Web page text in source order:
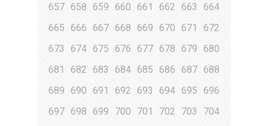
657 658 659 660 661 662 663
664
665
666 667 668 669 670 671
672
673
674 675 676 677 678 679
680
681
682 683 684 685 686 687 688
689
690 691 692 693 694 695
696
697 698 699 700 701 702 703
704